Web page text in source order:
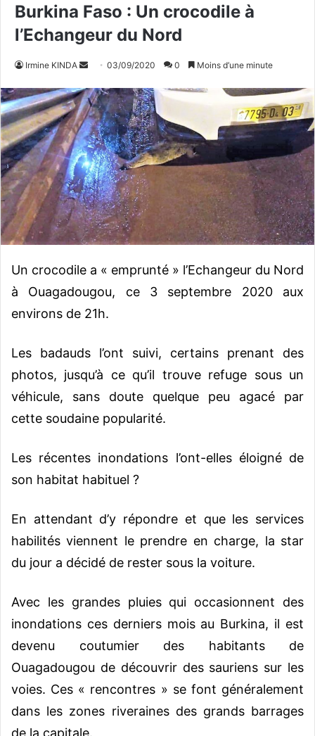
Burkina Faso : Un crocodile à
l’Echangeur du Nord
Irmine KINDA
v
o
y
e
r
u
n
c
o
e
03/09/2020 0 Moins d’une minute
Un crocodile a « emprunté » l’Echangeur du Nord
à Ouagadougou, ce 3 septembre 2020 aux
environs de 21h.
Les badauds l’ont suivi, certains prenant des
photos, jusqu’à ce qu’il trouve refuge sous un
véhicule, sans doute quelque peu agacé par
cette soudaine popularité.
Les récentes inondations l’ont-elles éloigné de
son habitat habituel ?
En attendant d’y répondre et que les services
habilités viennent le prendre en charge, la star
du jour a décidé de rester sous la voiture.
Avec les grandes pluies qui occasionnent des
inondations ces derniers mois au Burkina, il est
devenu coutumier des habitants de
Ouagadougou de découvrir des sauriens sur les
voies. Ces « rencontres » se font généralement
dans les zones riveraines des grands barrages
de la capitale.